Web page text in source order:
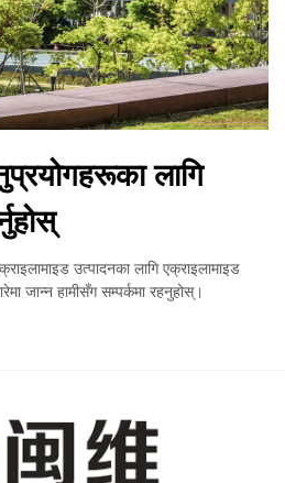
लागि
उत्पादनका लागि एक्राइलामाइड
जान्न हामीसँग सम्पर्कमा रहनुहोस्।